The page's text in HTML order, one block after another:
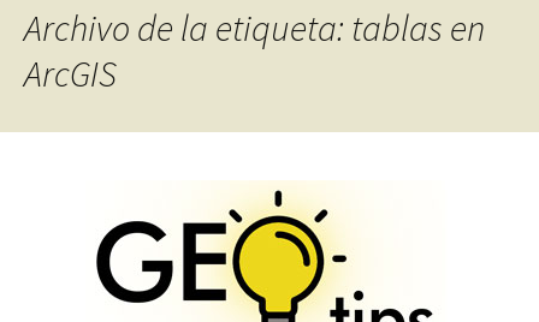
Archivo de la etiqueta: tablas en
ArcGIS